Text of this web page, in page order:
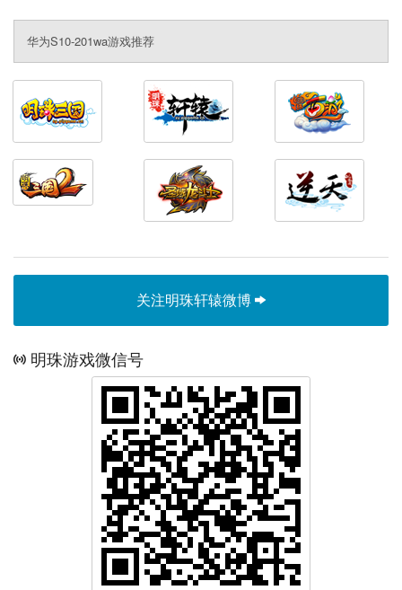
华为S10-201wa游戏推荐
关注明珠轩辕微博
明珠游戏微信号